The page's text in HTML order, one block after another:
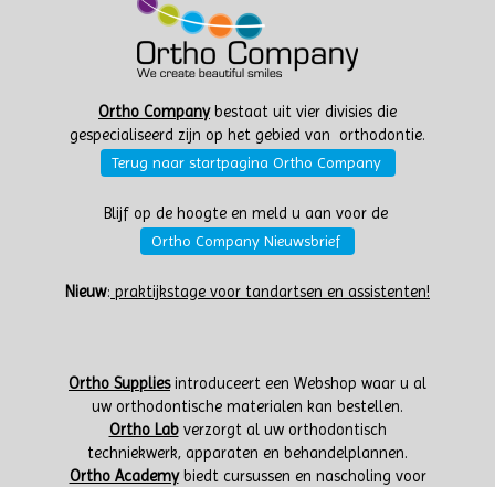
Ortho Companybestaat uit vier divisies die
gespecialiseerd zijn op het gebied van orthodontie.
Terug naar startpagina Ortho Company
Blijf op de hoogte en meld u aan voor de
Ortho Company Nieuwsbrief
Nieuw: praktijkstage voor tandartsen en assistenten!
Ortho Suppliesintroduceert een Webshop waar u al
uw orthodontische materialen kan bestellen.
Ortho Labverzorgt al uw orthodontisch
techniekwerk, apparaten en behandelplannen.
Ortho Academybiedt cursussen en nascholing voor